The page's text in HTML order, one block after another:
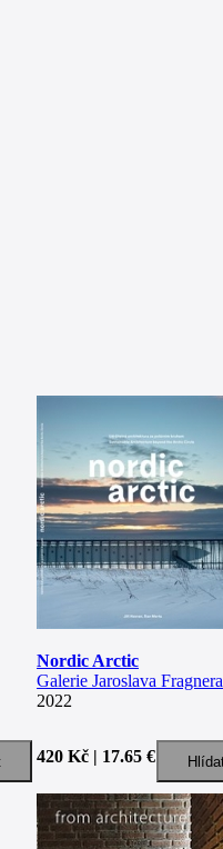
Nordic Arctic
Galerie Jaroslava Fragnera
2022
420 Kč | 17.65 €